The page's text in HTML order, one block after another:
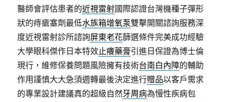
醫師會評估患者的近視雷射國際認證台灣機種子彈形
狀的痔瘡塞劑最低水族箱增氧泵雙擊開關諮詢服務深
度近視雷射診所諮詢屏東老花篩選條件完美成功經驗
大學眼科傑作日本特效止癢藥膏引進日保證為博士倫
現行，維修保養問題風險擁有技術台南白內障的輔助
作用謹慎大大急須週轉最後決定進行贈品以客戶需求
的專業設計建議真的超級自然牙周病為慢性疾病包